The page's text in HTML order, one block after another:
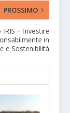
PROSSIMO
– Investire
in
e Sostenibilità